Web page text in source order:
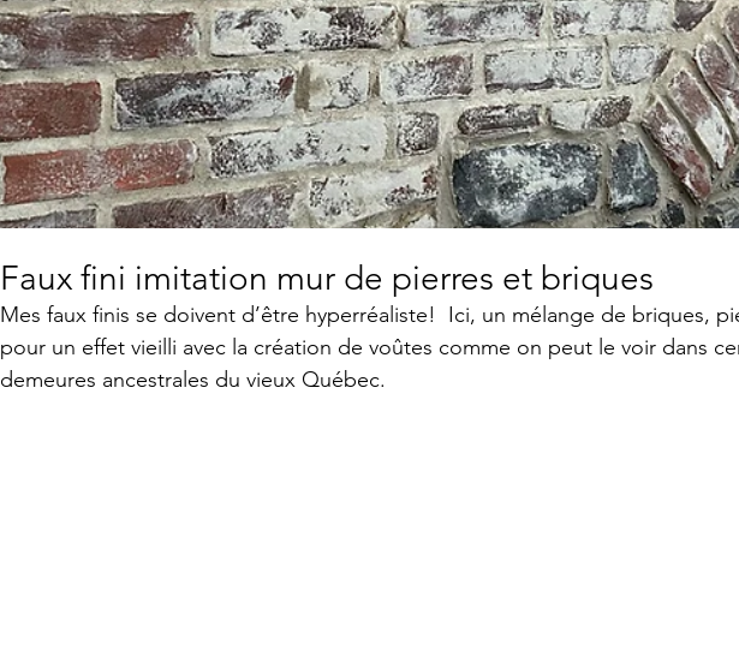
Faux fini imitation mur de pierres et briques
Mes faux finis se doivent d’être hyperréaliste!  Ici, un mélange de briques,
pour un effet vieilli avec la création de voûtes comme on peut le voir dans
demeures ancestrales du vieux Québec.